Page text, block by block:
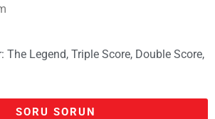
The Legend, Triple Score, Double Score,
SORU SORUN